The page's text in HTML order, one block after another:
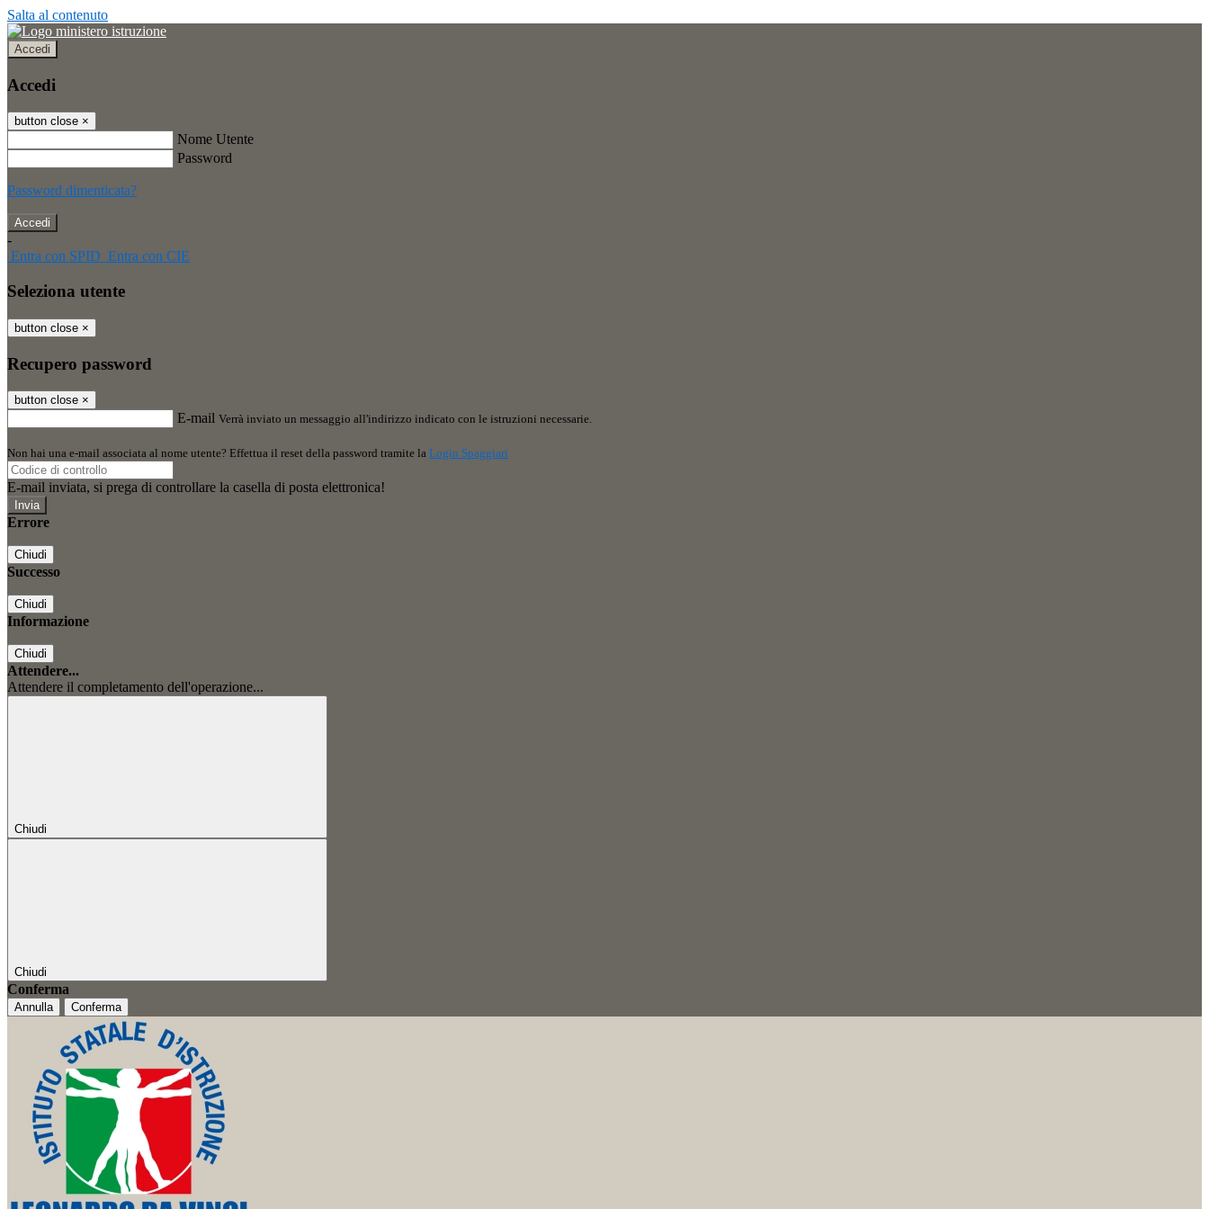
Salta al contenuto
Accedi
Accedi
button close ×
Nome Utente
Password
Password dimenticata?
-
Entra con SPID Entra con CIE
Seleziona utente
button close ×
Recupero password
button close ×
E-mail Verrà inviato un messaggio all'indirizzo indicato con le istruzioni necessarie.
Non hai una e-mail associata al nome utente? Effettua il reset della password tramite la Login Spaggiari
E-mail inviata, si prega di controllare la casella di posta elettronica!
Errore
Chiudi
Successo
Chiudi
Informazione
Chiudi
Attendere...
Attendere il completamento dell'operazione...
Chiudi
Chiudi
Conferma
Annulla Conferma